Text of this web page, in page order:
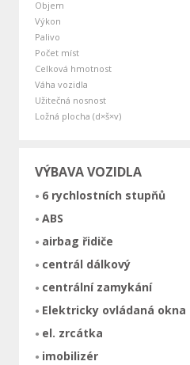
Objem
Výkon
Palivo
Počet míst
Celková hmotnost
Váha vozidla
Užitečná nosnost
Ložná plocha (d×š×v)
VÝBAVA VOZIDLA
6 rychlostních stupňů
ABS
airbag řidiče
centrál dálkový
centrální zamykání
Elektricky ovládaná okna
el. zrcátka
imobilizér